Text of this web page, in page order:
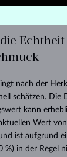
dessen
nach der
schätzen. Die
kann
Wert
ist aufgrund
in der Regel